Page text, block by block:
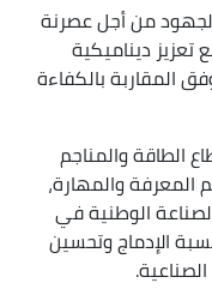
من أجل عصرنة
ديناميكية
المقاربة بالكفاءة
والمناجم
والمهارة،
الوطنية في
الإدماج وتحسين